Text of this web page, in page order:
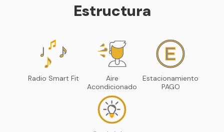
Estructura
Radio Smart Fit
Aire
Acondicionado
Estacionamiento
PAGO